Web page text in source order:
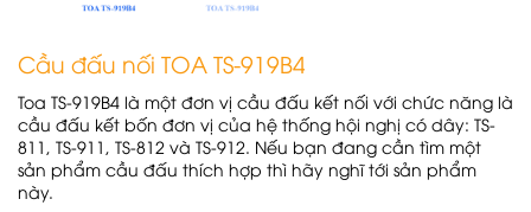
Cầu đấu nối TOA TS-919B4
Toa TS-919B4 là một đơn vị cầu đấu kết nối với chức năng là
cầu đấu kết bốn đơn vị của hệ thống hội nghị có dây: TS-
811, TS-911, TS-812 và TS-912. Nếu bạn đang cần tìm một
sản phẩm cầu đấu thích hợp thì hãy nghĩ tới sản phẩm
này.